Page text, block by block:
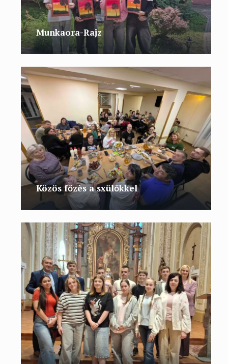
Munkaora-Rajz
Közös főzès a sxülőkkel